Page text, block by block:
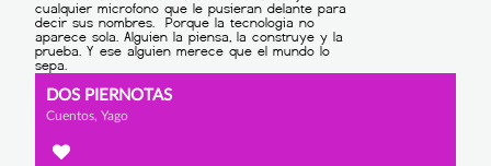
DOS PIERNOTAS
Cuentos, Yago